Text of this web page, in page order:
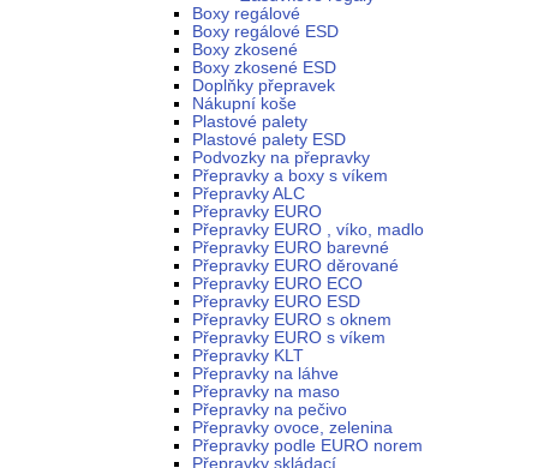
Boxy regálové
Boxy regálové ESD
Boxy zkosené
Boxy zkosené ESD
Doplňky přepravek
Nákupní koše
Plastové palety
Plastové palety ESD
Podvozky na přepravky
Přepravky a boxy s víkem
Přepravky ALC
Přepravky EURO
Přepravky EURO , víko, madlo
Přepravky EURO barevné
Přepravky EURO děrované
Přepravky EURO ECO
Přepravky EURO ESD
Přepravky EURO s oknem
Přepravky EURO s víkem
Přepravky KLT
Přepravky na láhve
Přepravky na maso
Přepravky na pečivo
Přepravky ovoce, zelenina
Přepravky podle EURO norem
Přepravky skládací